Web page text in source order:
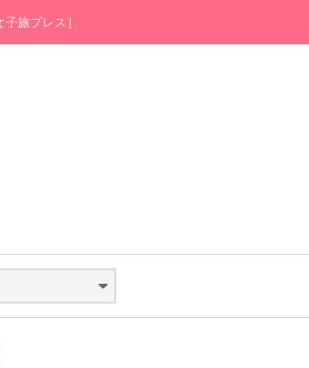
旅プレス］